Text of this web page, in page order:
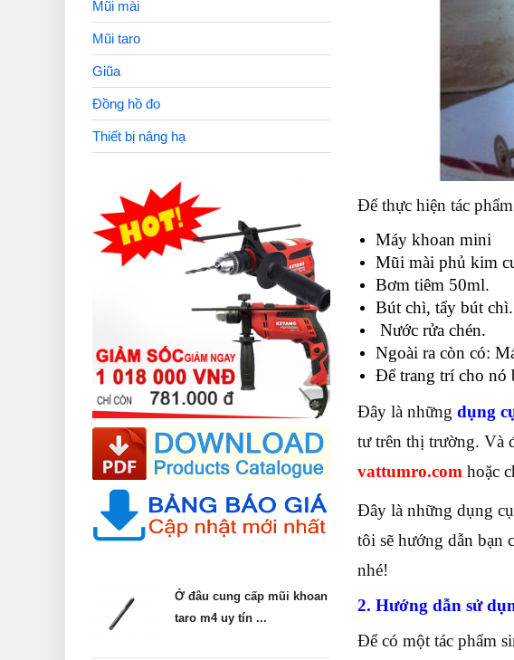
Để thực hiện tác
Máy khoan mini
Mũi mài phủ kim
Bơm tiêm 50ml.
Bút chì, tẩy bút chì.
Nước rửa chén.
Ngoài ra còn có:
Để trang trí cho nó
Đây là những dụng
tư trên thị trường. Và
vattumro.com hoặc
Đây là những dụng
tôi sẽ hướng dẫn bạn
nhé!
2. Hướng dẫn sử
Để có một tác phẩm
Mũi mài
Mũi taro
Giũa
Đồng hồ đo
Thiết bị nâng hạ
Ở đâu cung cấp mũi khoan
taro m4 uy tín ...